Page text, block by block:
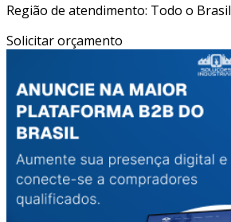
Região de atendimento: Todo o Brasil
Solicitar orçamento